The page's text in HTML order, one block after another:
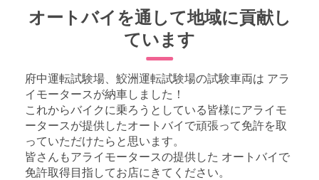
オートバイを通して地域に貢献し
ています
府中運転試験場、鮫洲運転試験場の試験車両は アラ
イモータースが納車しました！
これからバイクに乗ろうとしている皆様にアライモ
ータースが提供したオートバイで頑張って免許を取
っていただけたらと思います。
皆さんもアライモータースの提供した オートバイで
免許取得目指してお店にきてください。